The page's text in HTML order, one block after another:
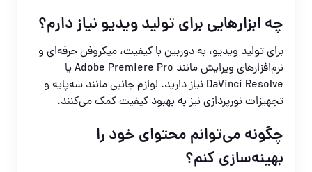
چه ابزارهایی برای تولید ویدیو نیاز دارم؟
برای تولید ویدیو، به دوربین با کیفیت، میکروفن حرفه‌ای و
نرم‌افزارهای ویرایش مانند Adobe Premiere Pro یا
DaVinci Resolve نیاز دارید. لوازم جانبی مانند سه‌پایه و
تجهیزات نورپردازی نیز به بهبود کیفیت کمک می‌کنند.
چگونه می‌توانم محتوای خود را
بهینه‌سازی کنم؟